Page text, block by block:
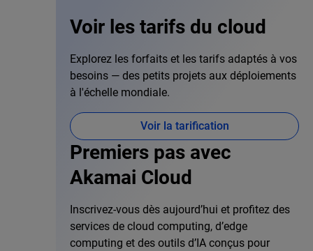
Voir les tarifs du cloud
Explorez les forfaits et les tarifs adaptés à vos
besoins — des petits projets aux déploiements
à l'échelle mondiale.
Voir la tarification
Premiers pas avec
Akamai Cloud
Inscrivez-vous dès aujourd’hui et profitez des
services de cloud computing, d’edge
computing et des outils d’IA conçus pour